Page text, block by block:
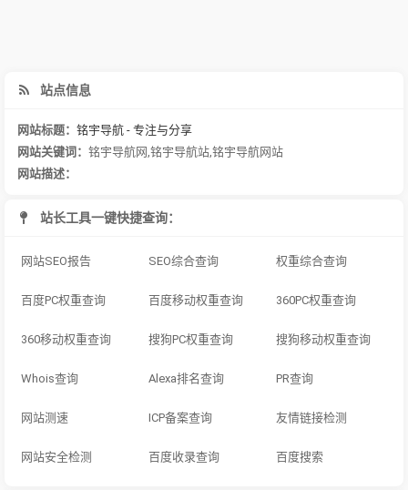
站点信息
网站标题： 铭宇导航 - 专注与分享
网站关键词： 铭宇导航网 铭宇导航站 铭宇导航网站
网站描述：
站长工具一键快捷查询：
网站SEO报告 SEO综合查询 权重综合查询
百度PC权重查询 百度移动权重查询 360PC权重查询
360移动权重查询 搜狗PC权重查询 搜狗移动权重查询
Whois查询 Alexa排名查询 PR查询
网站测速 ICP备案查询 友情链接检测
网站安全检测 百度收录查询 百度搜索